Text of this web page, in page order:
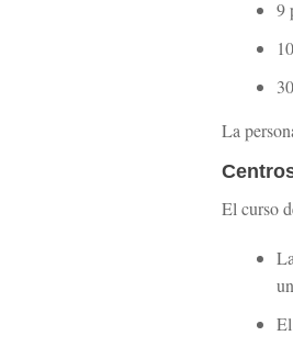
9
La
El curso